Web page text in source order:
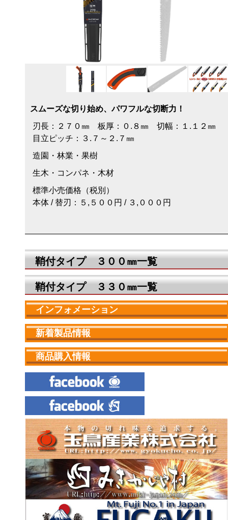
スムーズな切り始め、パワフルな切断力！
刃長：２７０㎜ 板厚：０.８㎜ 切幅：１.１２㎜
目立ピッチ：３.７～２.７㎜
造園・林業・果樹
生木・コンパネ・木材
標準小売価格（税別）
本体 / 替刃：５,５００円 / ３,０００円
鞘付タイプ ３００㎜一覧
鞘付タイプ ３３０㎜一覧
インフォメーション
新着製品情報
商品購入情報